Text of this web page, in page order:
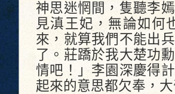
神思迷惘間，隻聽李
見滇王妃，無論如何
來，就算我們不能出
了。莊蹻於我大楚功
情吧！」李園深慶得
起來的意思都欠奉，